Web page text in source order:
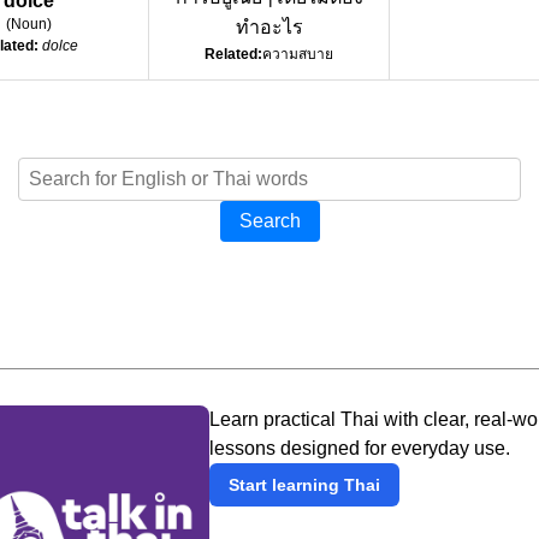
(Noun)
dolce
ทำอะไร
Related:ความสบาย
Search
Learn practical Thai with clear, real-
lessons designed for everyday use.
Start learning Thai